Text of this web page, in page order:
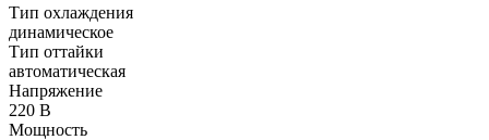
Тип охлаждения
динамическое
Тип оттайки
автоматическая
Напряжение
220 В
Мощность